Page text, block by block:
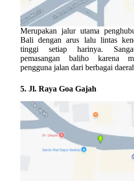
Merupakan jalur utama
Bali dengan arus lalu lintas
tinggi setiap harinya.
pemasangan baliho karena
pengguna jalan dari berbagai
5. Jl. Raya Goa Gajah